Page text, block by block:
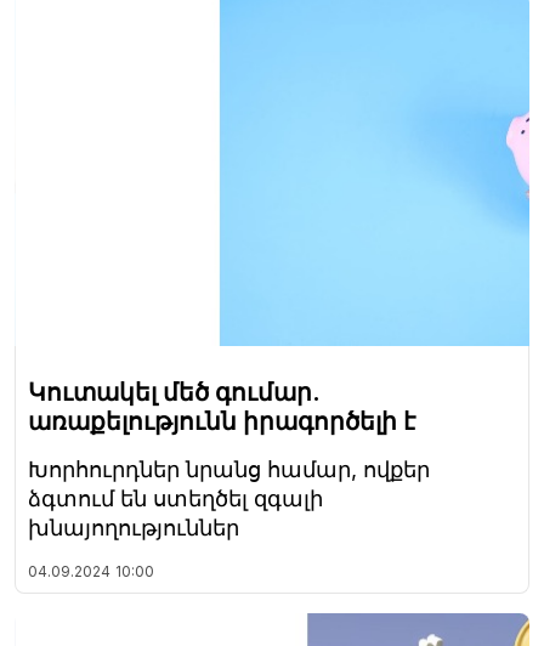
Կուտակել մեծ գումար.
առաքելությունն իրագործելի է
Խորհուրդներ նրանց համար, ովքեր
ձգտում են ստեղծել զգալի
խնայողություններ
04.09.2024 10:00